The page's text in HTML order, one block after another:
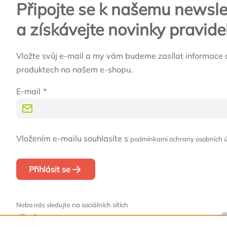
Připojte se k našemu
a získávejte novinky
Vložte svůj e-mail a my vám budeme zasílat informace
produktech na našem e-shopu.
E-mail
Vložením e-mailu souhlasíte s podmínkami ochrany osobních
Přihlásit se
Nebo nás sledujte na sociálních sítích